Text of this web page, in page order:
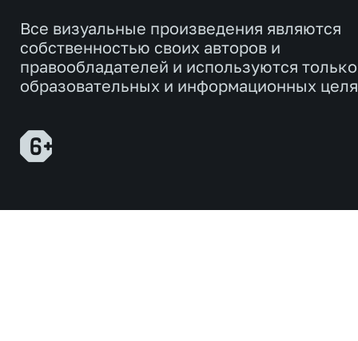
Все визуальные произведения являются
собственностью своих авторов и
правообладателей и используются
образовательных и информационных